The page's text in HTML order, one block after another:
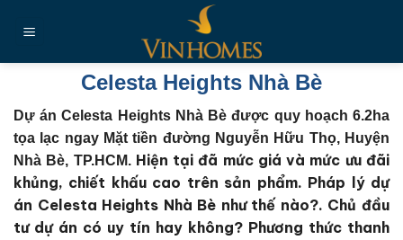
đến
Celesta Heights Nhà Bè
Dự án Celesta Heights Nhà Bè được quy hoạch 6.2ha
tọa lạc ngay Mặt tiền đường Nguyễn Hữu Thọ, Huyện
Nhà Bè, TP.HCM. Hiện tại đã mức giá và mức ưu đãi
khủng, chiết khấu cao trên sản phẩm. Pháp lý dự
án Celesta Heights Nhà Bè như thế nào?. Chủ đầu
tư dự án có uy tín hay không? Phương thức thanh